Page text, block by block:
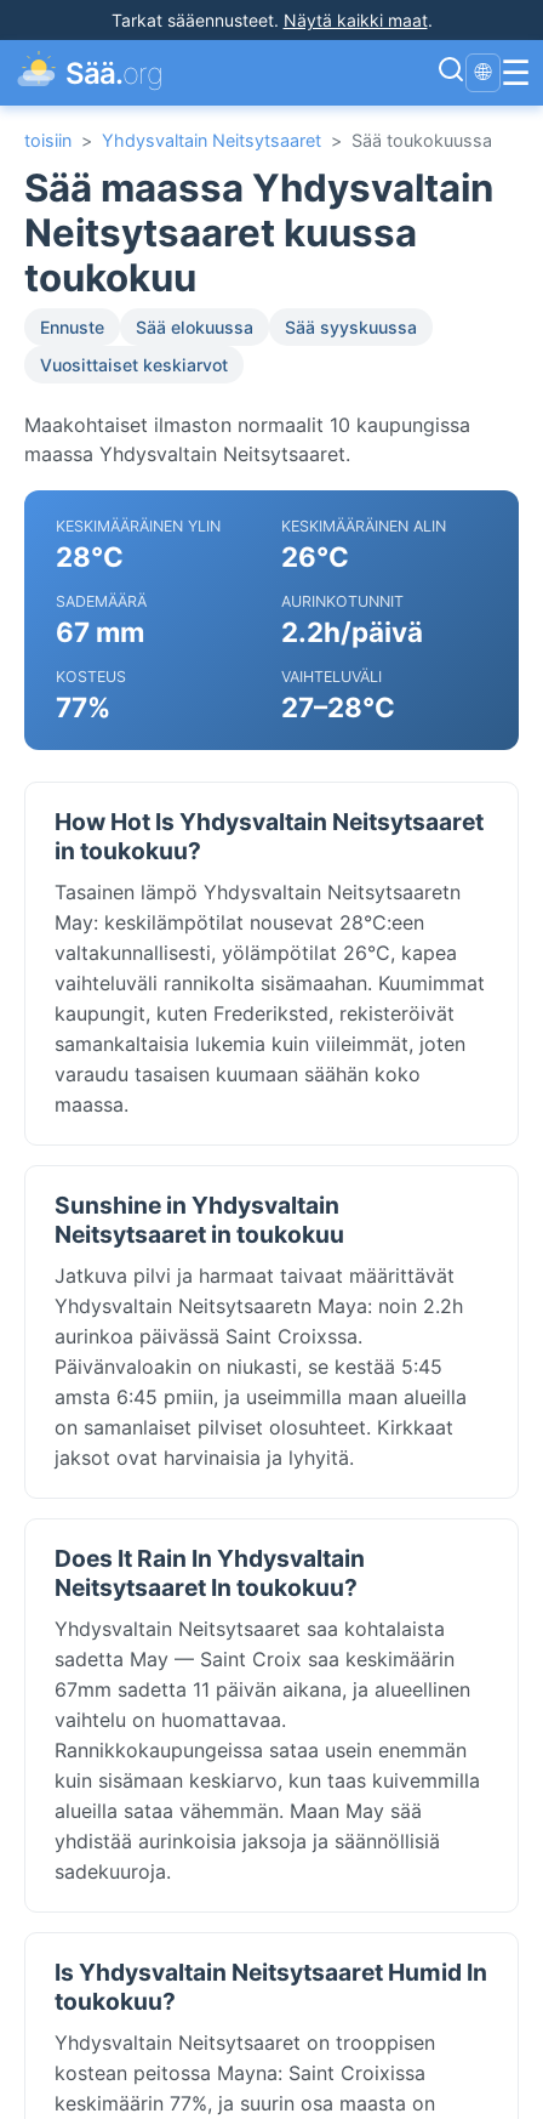
Tarkat sääennusteet. Näytä kaikki maat.
Sää.org 🌐 ☰
toisiin > Yhdysvaltain Neitsytsaaret > Sää toukokuussa
Sää maassa Yhdysvaltain
Neitsytsaaret kuussa
toukokuu
Ennuste Sää elokuussa
Sää syyskuussa
Vuosittaiset keskiarvot
Maakohtaiset ilmaston normaalit 10 kaupungissa
maassa Yhdysvaltain Neitsytsaaret.
KESKIMÄÄRÄINEN YLIN
28°C
KESKIMÄÄRÄINEN ALIN
26°C
SADEMÄÄRÄ
67 mm
AURINKOTUNNIT
2.2h/päivä
KOSTEUS
77%
VAIHTELUVÄLI
27–28°C
How Hot Is Yhdysvaltain Neitsytsaaret
in toukokuu?
Tasainen lämpö Yhdysvaltain Neitsytsaaretn
May: keskilämpötilat nousevat 28°C:een
valtakunnallisesti, yölämpötilat 26°C, kapea
vaihteluväli rannikolta sisämaahan. Kuumimmat
kaupungit, kuten Frederiksted, rekisteröivät
samankaltaisia lukemia kuin viileimmät, joten
varaudu tasaisen kuumaan säähän koko
maassa.
Sunshine in Yhdysvaltain
Neitsytsaaret in toukokuu
Jatkuva pilvi ja harmaat taivaat määrittävät
Yhdysvaltain Neitsytsaaretn Maya: noin 2.2h
aurinkoa päivässä Saint Croixssa.
Päivänvaloakin on niukasti, se kestää 5:45
amsta 6:45 pmiin, ja useimmilla maan alueilla
on samanlaiset pilviset olosuhteet. Kirkkaat
jaksot ovat harvinaisia ja lyhyitä.
Does It Rain In Yhdysvaltain
Neitsytsaaret In toukokuu?
Yhdysvaltain Neitsytsaaret saa kohtalaista
sadetta May — Saint Croix saa keskimäärin
67mm sadetta 11 päivän aikana, ja alueellinen
vaihtelu on huomattavaa.
Rannikkokaupungeissa sataa usein enemmän
kuin sisämaan keskiarvo, kun taas kuivemmilla
alueilla sataa vähemmän. Maan May sää
yhdistää aurinkoisia jaksoja ja säännöllisiä
sadekuuroja.
Is Yhdysvaltain Neitsytsaaret Humid In
toukokuu?
Yhdysvaltain Neitsytsaaret on trooppisen
kostean peitossa Mayna: Saint Croixissa
keskimäärin 77%, ja suurin osa maasta on